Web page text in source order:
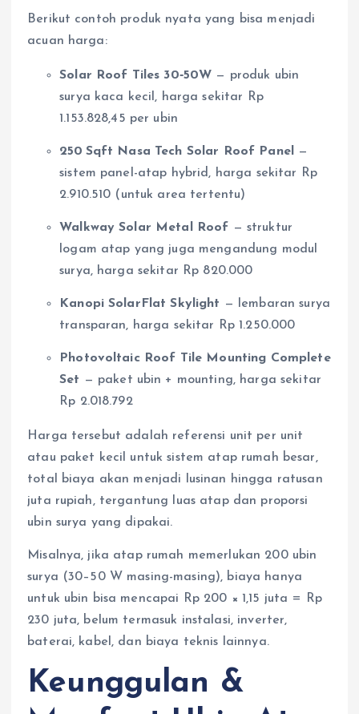
Berikut contoh produk nyata yang bisa menjadi
acuan harga:
Solar Roof Tiles 30‑50W — produk ubin
surya kaca kecil, harga sekitar Rp
1.153.828,45 per ubin
250 Sqft Nasa Tech Solar Roof Panel
—
sistem panel-atap hybrid, harga sekitar Rp
2.910.510 (untuk area tertentu)
Walkway Solar Metal Roof — struktur
logam atap yang juga mengandung modul
surya, harga sekitar Rp 820.000
Kanopi SolarFlat Skylight — lembaran surya
transparan, harga sekitar Rp 1.250.000
Photovoltaic Roof Tile Mounting Complete
Set — paket ubin + mounting, harga sekitar
Rp 2.018.792
Harga tersebut adalah referensi unit per unit
atau paket kecil untuk sistem atap rumah besar,
total biaya akan menjadi lusinan hingga ratusan
juta rupiah, tergantung luas atap dan proporsi
ubin surya yang dipakai.
Misalnya, jika atap rumah memerlukan 200 ubin
surya (30–50 W masing-masing), biaya hanya
untuk ubin bisa mencapai Rp 200 × 1,15 juta = Rp
230 juta, belum termasuk instalasi, inverter,
baterai, kabel, dan biaya teknis lainnya.
Keunggulan &